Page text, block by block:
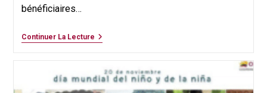
bénéficiaires…
Continuer La LectureRETOUR
DE
LA